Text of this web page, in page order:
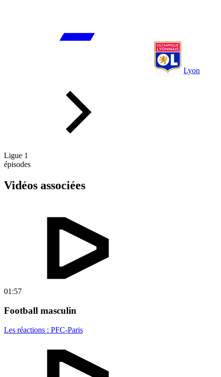
Lyon
Ligue 1
épisodes
Vidéos associées
01:57
Football masculin
Les réactions : PFC-Paris